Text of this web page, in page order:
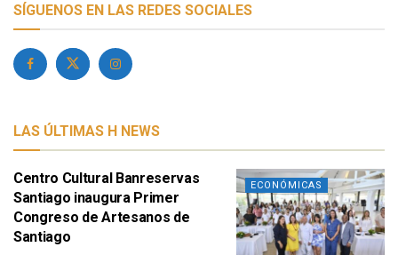
SÍGUENOS EN LAS REDES SOCIALES
LAS ÚLTIMAS H NEWS
ECONÓMICAS
Centro Cultural Banreservas
Santiago inaugura Primer
Congreso de Artesanos de
Santiago